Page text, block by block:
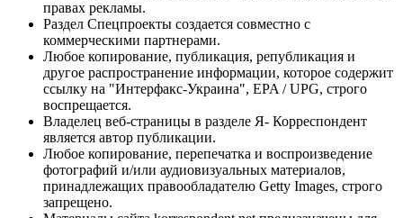
правах рекламы.
Раздел Спецпроекты создается совместно с
коммерческими партнерами.
Любое копирование, публикация, републикация и
другое распространение информации, которое содержит
ссылку на "Интерфакс-Украина", EPA / UPG, строго
воспрещается.
Владелец веб-страницы в разделе Я- Корреспондент
является автор публикации.
Любое копирование, перепечатка и воспроизведение
фотографий и/или аудиовизуальных материалов,
принадлежащих правообладателю Getty Images, строго
запрещено.